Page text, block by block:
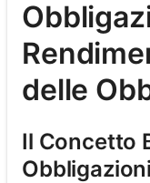
delle
Il Concetto
Obbligazioni